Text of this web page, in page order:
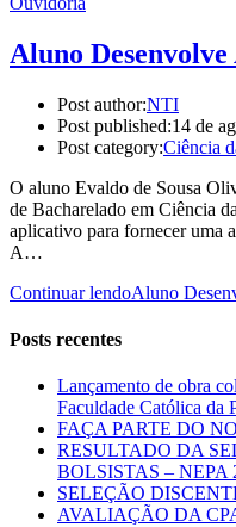
Aluno
Post author:NTI
Post published:14 de
Post category:Ciência
O aluno Evaldo de Sousa
de Bacharelado em Ciência
aplicativo para fornecer uma
A…
Continuar lendoAluno
Posts recentes
Lançamento de obra
Faculdade Católica da
FAÇA PARTE DO
RESULTADO DA
BOLSISTAS – NEPA
SELEÇÃO
AVALIAÇÃO DA